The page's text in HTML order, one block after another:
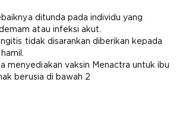
ditunda pada individu yang
atau infeksi akut.
tidak disarankan diberikan kepada
menyediakan vaksin Menactra untuk ibu
berusia di bawah 2